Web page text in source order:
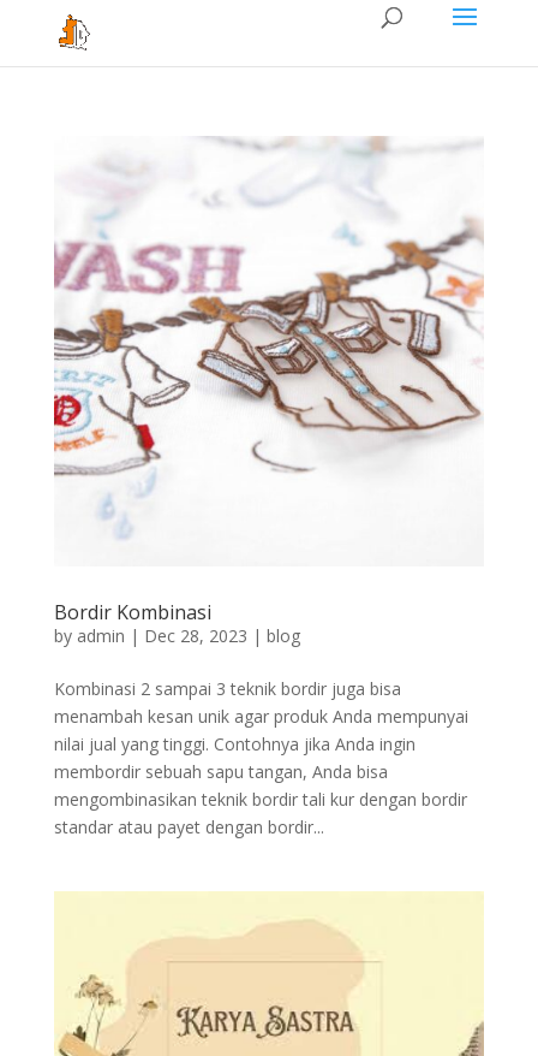
Bordir Kombinasi
by admin | Dec 28, 2023 | blog
Kombinasi 2 sampai 3 teknik bordir juga bisa
menambah kesan unik agar produk Anda mempunyai
nilai jual yang tinggi. Contohnya jika Anda ingin
membordir sebuah sapu tangan, Anda bisa
mengombinasikan teknik bordir tali kur dengan bordir
standar atau payet dengan bordir...